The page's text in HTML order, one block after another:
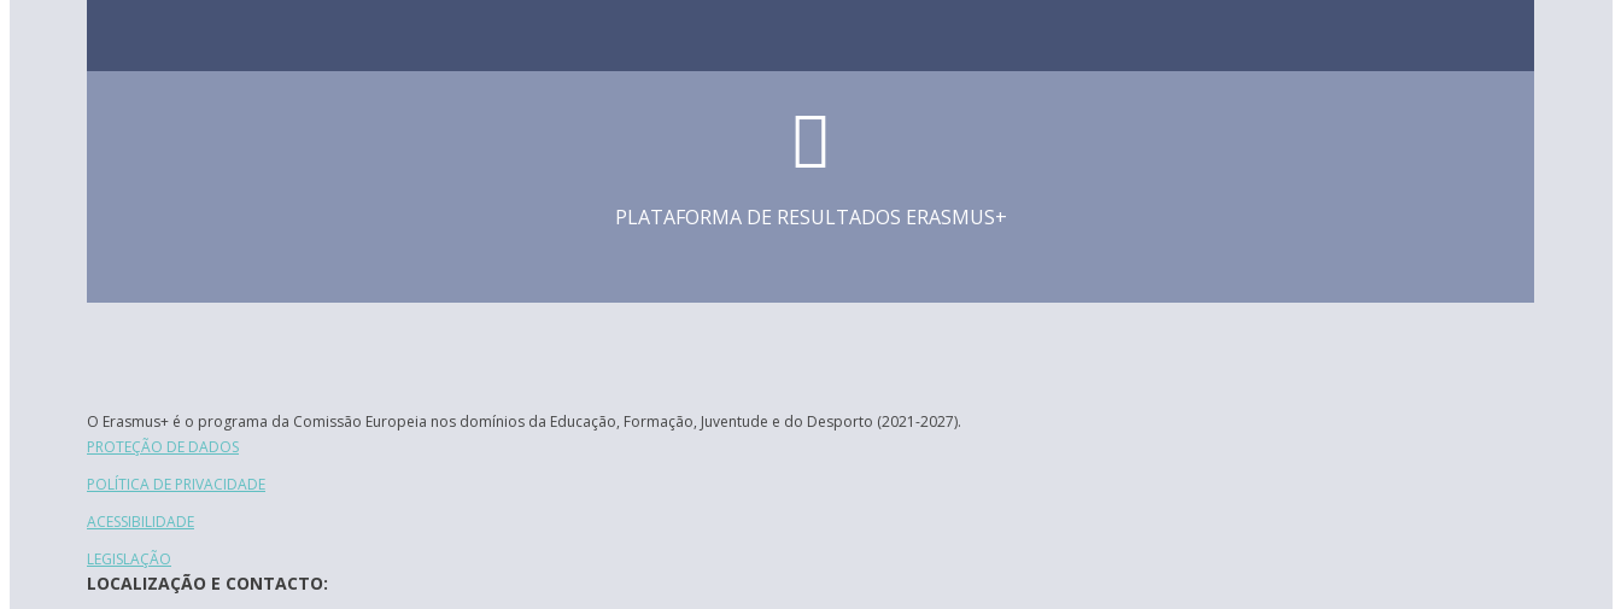
PLATAFORMA DE RESULTADOS ERASMUS+
O Erasmus+ é o programa da Comissão Europeia nos domínios da Educação, Formação, Juventude e do Desporto (2021-2027).
PROTEÇÃO DE DADOS
POLÍTICA DE PRIVACIDADE
ACESSIBILIDADE
LEGISLAÇÃO
LOCALIZAÇÃO E CONTACTO: